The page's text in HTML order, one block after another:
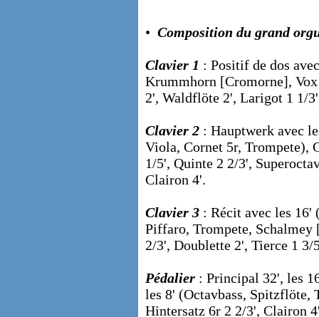
• Composition du grand
Clavier 1 : Positif de dos
Krummhorn [Cromorne],
2', Waldflöte 2', Larigot 1 1/
Clavier 2 : Hauptwerk avec
Viola, Cornet 5r, Trompete),
1/5', Quinte 2 2/3',
Clairon 4'.
Clavier 3 : Récit avec les
Piffaro, Trompete, Schalmey
2/3', Doublette 2', Tierce 1
Pédalier : Principal 32', les
les 8' (Octavbass, Spitzflöte,
Hintersatz 6r 2 2/3', Clairon